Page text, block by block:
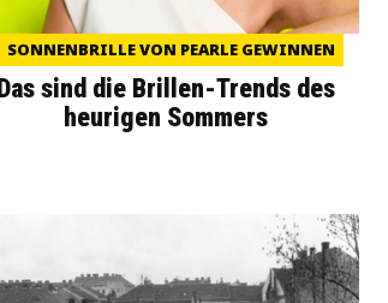
SONNENBRILLE VON PEARLE GEWINNEN
Das sind die Brillen-Trends des
heurigen Sommers